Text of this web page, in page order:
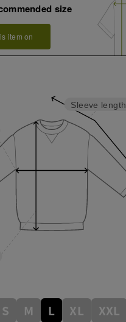
size
item on
Sleeve length
S M L XL XXL